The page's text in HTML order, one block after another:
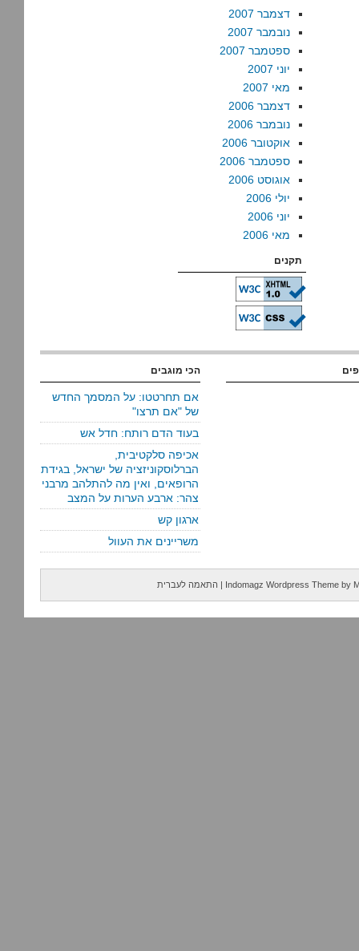
דצמבר 2007
נובמבר 2007
ספטמבר 2007
יוני 2007
מאי 2007
דצמבר 2006
נובמבר 2006
אוקטובר 2006
ספטמבר 2006
אוגוסט 2006
יולי 2006
יוני 2006
מאי 2006
תקנים
הכי מוגבים
אם תחרטטו: על המסמך החדש
של "אם תרצו"
בעוד הדם רותח: חדל אש
אכיפה סלקטיבית,
הברלוסקוניזציה של ישראל, בגידת
הרופאים, ואין מה להתלהב מרבני
צהר: ארבע הערות על המצב
ארגון קש
משריינים את העוול
Indomagz Wordpress Theme by
| התאמה לעברית